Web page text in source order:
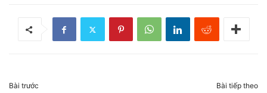
Bài trước Bài tiếp theo